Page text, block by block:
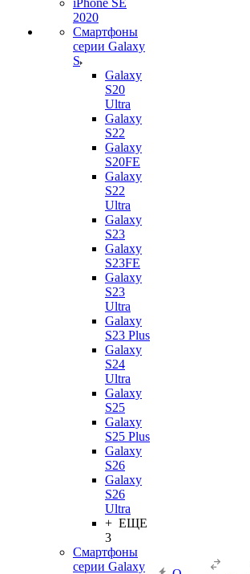
iPhone SE
2020
Смартфоны
серии Galaxy
S
Galaxy
S20
Ultra
Galaxy
S22
Galaxy
S20FE
Galaxy
S22
Ultra
Galaxy
S23
Galaxy
S23FE
Galaxy
S23
Ultra
Galaxy
S23 Plus
Galaxy
S24
Ultra
Galaxy
S25
Galaxy
S25 Plus
Galaxy
S26
Galaxy
S26
Ultra
+ ЕЩЕ
3
Смартфоны
серии Galaxy